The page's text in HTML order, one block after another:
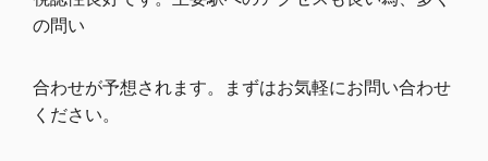
の問い
合わせが予想されます。まずはお気軽にお問い合わせ
ください。